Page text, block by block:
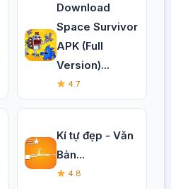
Download
Space Survivor
APK (Full
Version)...
4.7
Kí tự đẹp - Văn
Bản...
4.8